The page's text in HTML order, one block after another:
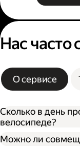
Нас часто
О сервисе
Сколько в день
велосипеде?
Можно ли